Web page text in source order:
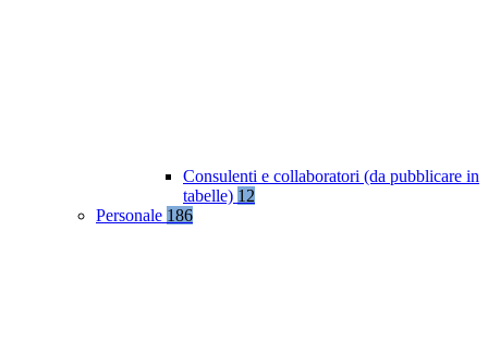
Consulenti e collaboratori (da pubblicare in
tabelle) 12
Personale 186